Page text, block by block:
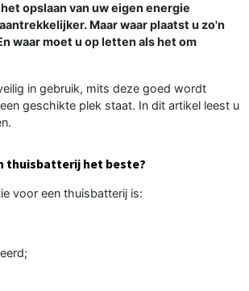
opslaan van uw eigen energie
Maar waar plaatst u zo'n
waar moet u op letten als het om
in gebruik, mits deze goed wordt
geschikte plek staat. In dit artikel leest u
thuisbatterij het beste?
voor een thuisbatterij is: